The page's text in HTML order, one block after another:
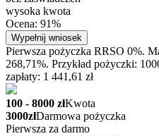
wysoka kwota
Ocena: 91%
Wypełnij wniosek
Pierwsza pożyczka RRSO 0%.
268,71%. Przykład pożyczki:
zapłaty: 1 441,61 zł
100 - 8000 złKwota
3000złDarmowa pożyczka
Pierwsza za darmo